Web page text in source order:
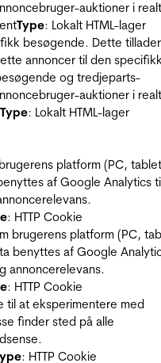
auktioner i
Type: Lokalt HTML-lager
besøgende. Dette tillader
annoncer til den
og tredjeparts-
auktioner i
Type: Lokalt HTML-lager
platform (PC,
af Google Analytics
: HTTP Cookie
brugerens platform (PC,
benyttes af Google
annoncerelevans.
: HTTP Cookie
til at eksperimentere med
finder sted på alle
: HTTP Cookie